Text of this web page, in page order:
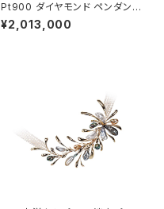
Pt900 ダイヤモンド ペンダント
ネックレス
¥2,013,000